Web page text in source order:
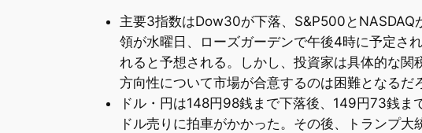
主要3指数はDow30が下落、S&P500とNASDAQ
領が水曜日、ローズガーデンで午後4時に予定さ
れると予想される。しかし、投資家は具体的な関
方向性について市場が合意するのは困難となるだ
ドル・円は148円98銭まで下落後、149円73銭
ドル売りに拍車がかかった。その後、トランプ